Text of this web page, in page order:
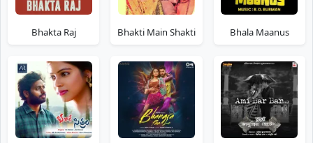
Bhakta Raj Bhakti Main Shakti Bhala Maanus